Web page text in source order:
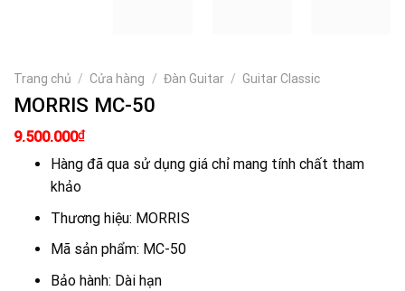
Trang chủ / Cửa hàng / Đàn Guitar / Guitar Classic
MORRIS MC-50
9.500.000₫
Hàng đã qua sử dụng giá chỉ mang tính chất tham
khảo
Thương hiệu: MORRIS
Mã sản phẩm: MC-50
Bảo hành: Dài hạn